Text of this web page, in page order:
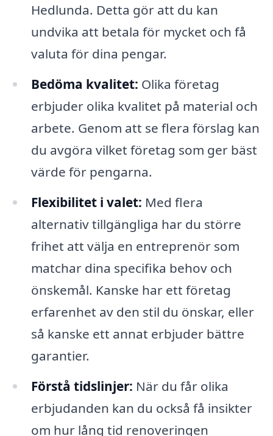
Hedlunda. Detta gör att du kan
undvika att betala för mycket och få
valuta för dina pengar.
Bedöma kvalitet: Olika företag
erbjuder olika kvalitet på material och
arbete. Genom att se flera förslag kan
du avgöra vilket företag som ger bäst
värde för pengarna.
Flexibilitet i valet: Med flera
alternativ tillgängliga har du större
frihet att välja en entreprenör som
matchar dina specifika behov och
önskemål. Kanske har ett företag
erfarenhet av den stil du önskar, eller
så kanske ett annat erbjuder bättre
garantier.
Förstå tidslinjer: När du får olika
erbjudanden kan du också få insikter
om hur lång tid renoveringen